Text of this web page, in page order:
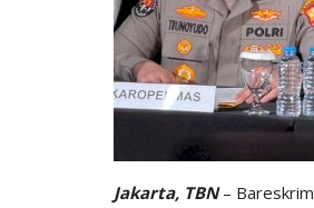
Jakarta, TBN– Bareskrim